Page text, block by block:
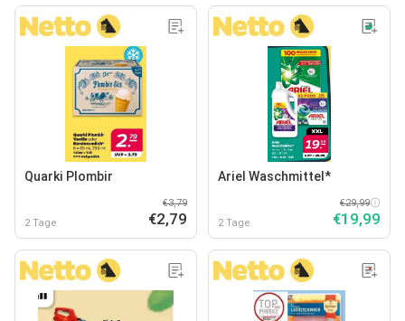
Quarki Plombir
2 Tage
€3,79
€2,79
Ariel Waschmittel*
2 Tage
€29,99
€19,99